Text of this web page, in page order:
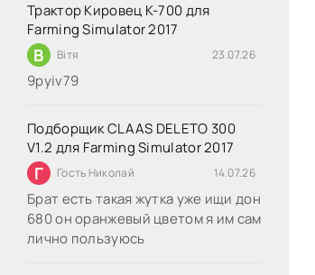
Трактор Кировец К-700 для
Farming Simulator 2017
В Вітя 23.07.26
9руіv79
Подборщик CLAAS DELETO 300
V1.2 для Farming Simulator 2017
Г Гость Николай 14.07.26
Брат есть такая жутка уже ищи дон
680 он оранжевый цветом я им сам
лично пользуюсь